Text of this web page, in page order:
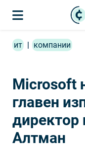
ит | компании
Microsoft
главен
директор
Алтман